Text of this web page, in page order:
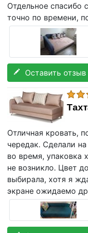
Отдельное спасибо
точно по времени,
Оставить отзыв
Отличная кровать,
чередак. Сделали
во время, упаковка
не возникло. Цвет
выбирала, хотя я
экране ожидаемо